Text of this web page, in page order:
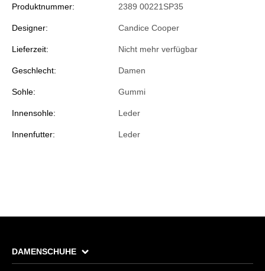
Produktnummer: 2389 00221SP35
Designer: Candice Cooper
Lieferzeit: Nicht mehr verfügbar
Geschlecht: Damen
Sohle: Gummi
Innensohle: Leder
Innenfutter: Leder
DAMENSCHUHE